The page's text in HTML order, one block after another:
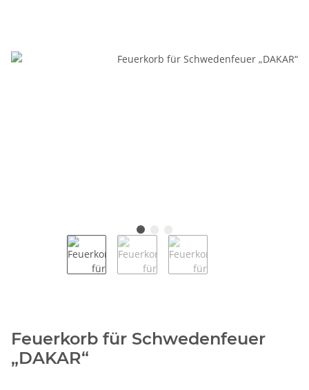
Feuerkorb für Schwedenfeuer
„DAKAR“